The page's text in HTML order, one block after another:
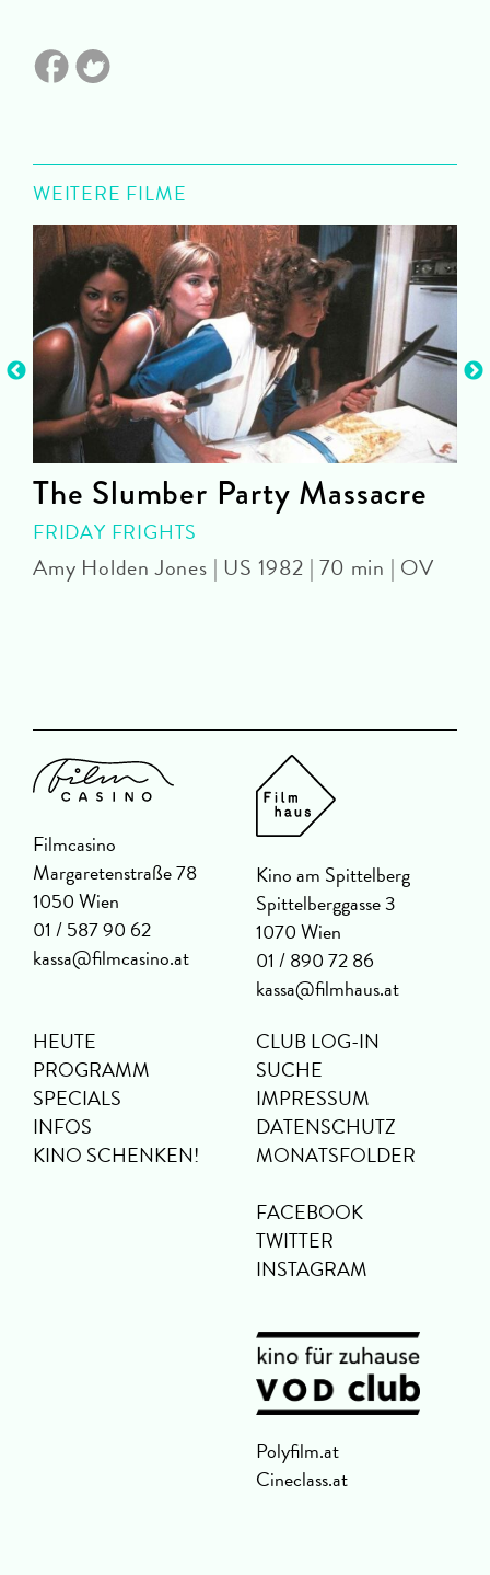
WEITERE FILME
The Slumber Party Massacre
FRIDAY FRIGHTS
Amy Holden Jones | US 1982 | 70 min | OV
Filmcasino
Margaretenstraße 78
1050 Wien
01 / 587 90 62
kassa@filmcasino.at
Kino am Spittelberg
Spittelberggasse 3
1070 Wien
01 / 890 72 86
kassa@filmhaus.at
HEUTE
PROGRAMM
SPECIALS
INFOS
KINO SCHENKEN!
CLUB LOG-IN
SUCHE
IMPRESSUM
DATENSCHUTZ
MONATSFOLDER
FACEBOOK
TWITTER
INSTAGRAM
Polyfilm.at
Cineclass.at